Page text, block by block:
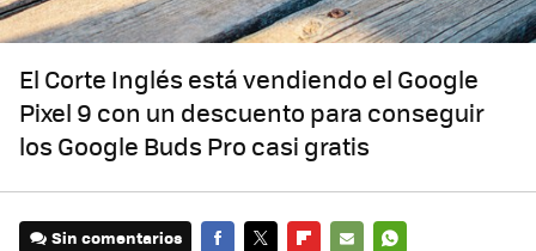
El Corte Inglés está vendiendo el Google
Pixel 9 con un descuento para conseguir
los Google Buds Pro casi gratis
Sin comentarios